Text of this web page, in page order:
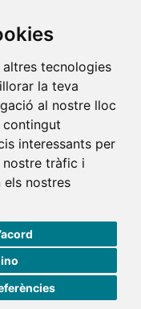
tecnologies
la teva
al nostre lloc
interessants per
nostre tràfic i
els nostres
Barcelona
|Política de cookies
de contractació
redes redes sociales